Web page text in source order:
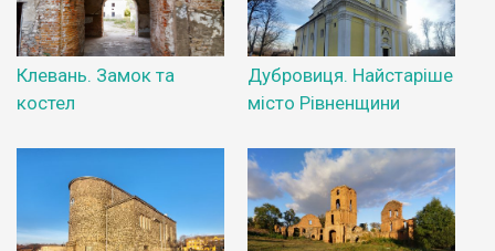
Клевань. Замок та
костел
Дубровиця. Найстаріше
місто Рівненщини